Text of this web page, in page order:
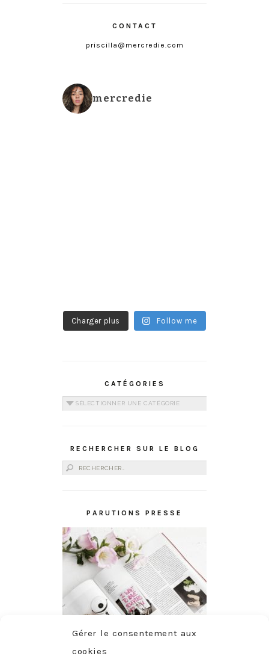
Gérer le consentement aux
cookies
CONTACT
priscilla@mercredie.com
mercredie
Charger plus Follow me
CATÉGORIES
Catégories
RECHERCHER SUR LE BLOG
Rechercher :
PARUTIONS PRESSE